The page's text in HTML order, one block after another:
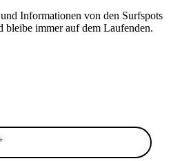
Informationen von den Surfspots
bleibe immer auf dem Laufenden.